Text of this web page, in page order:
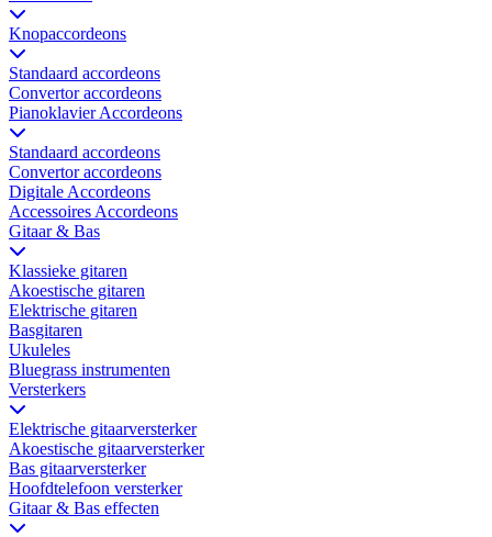
Knopaccordeons
Standaard accordeons
Convertor accordeons
Pianoklavier Accordeons
Standaard accordeons
Convertor accordeons
Digitale Accordeons
Accessoires Accordeons
Gitaar & Bas
Klassieke gitaren
Akoestische gitaren
Elektrische gitaren
Basgitaren
Ukuleles
Bluegrass instrumenten
Versterkers
Elektrische gitaarversterker
Akoestische gitaarversterker
Bas gitaarversterker
Hoofdtelefoon versterker
Gitaar & Bas effecten